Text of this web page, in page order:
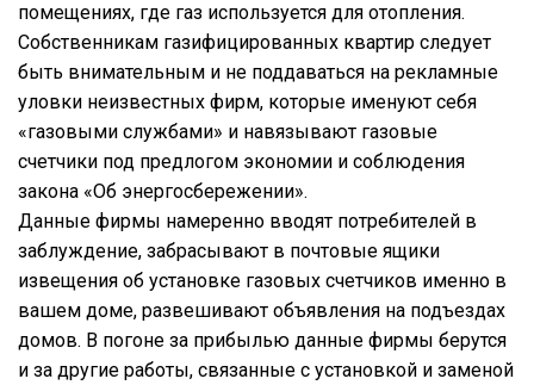
помещениях, где газ используется для отопления.
Собственникам газифицированных квартир следует
быть внимательным и не поддаваться на рекламные
уловки неизвестных фирм, которые именуют себя
«газовыми службами» и навязывают газовые
счетчики под предлогом экономии и соблюдения
закона «Об энергосбережении».
Данные фирмы намеренно вводят потребителей в
заблуждение, забрасывают в почтовые ящики
извещения об установке газовых счетчиков именно в
вашем доме, развешивают объявления на подъездах
домов. В погоне за прибылью данные фирмы берутся
и за другие работы, связанные с установкой и заменой